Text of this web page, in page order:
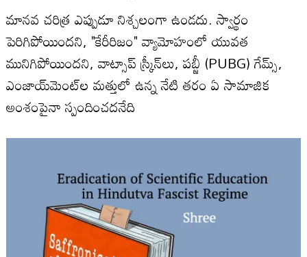
మానవ చరిత్ర ఎప్పుడూ నిశ్చలంగా ఉండదు. స్వార్థం
పెరిగిపోయిందని, "కేరీరిజం" వ్యామోహంలో యువత
మునిగిపోయిందని, వాట్సాప్ స్క్రీన్‌లు, పబ్జీ (PUBG) గేమ్స్,
ఎంజాయ్‌మెంట్‌ల మత్తులో ఉన్న నేటి తరం ఏ సామాజిక
అంశంపైనా స్పందించదనేది